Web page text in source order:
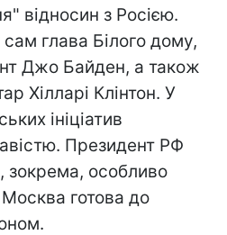
відносин з Росією.
глава Білого дому,
Джо Байден, а також
Хілларі Клінтон. У
ініціатив
Президент РФ
особливо
готова до